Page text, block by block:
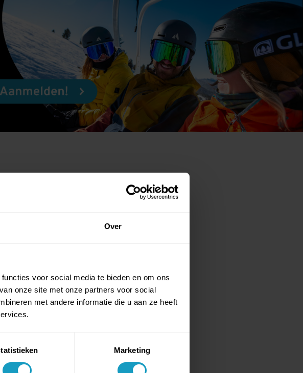
Over
voor social media te bieden en om ons
onze site met onze partners voor social
met andere informatie die u aan ze heeft
Marketing